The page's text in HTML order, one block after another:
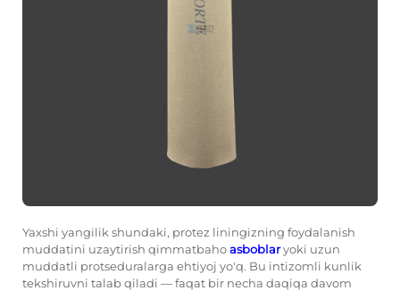
Yaxshi yangilik shundaki, protez liningizning foydalanish
muddatini uzaytirish qimmatbahoasboblaryoki uzun
muddatli protseduralarga ehtiyoj yo'q. Bu intizomli kunlik
tekshiruvni talab qiladi — faqat bir necha daqiqa davom